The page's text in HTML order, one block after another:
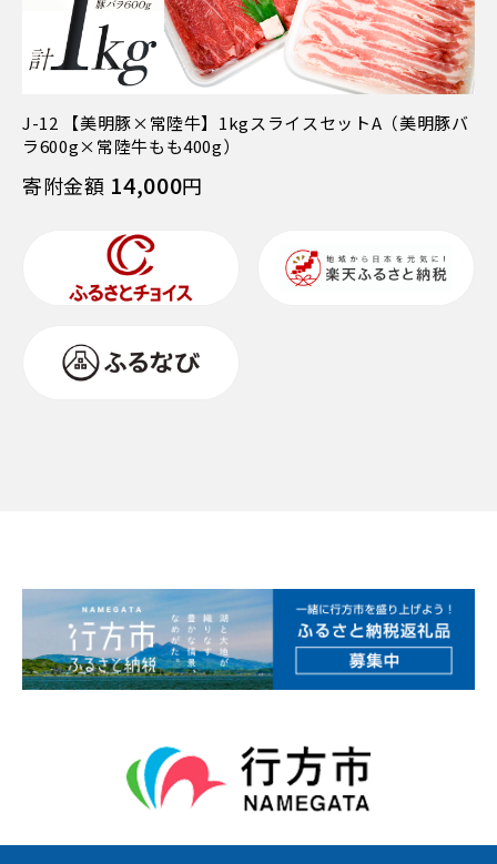
J-12 【美明豚×常陸牛】1kgスライスセットA（美明豚バ
ラ600g×常陸牛もも400g）
寄附金額 14,000円